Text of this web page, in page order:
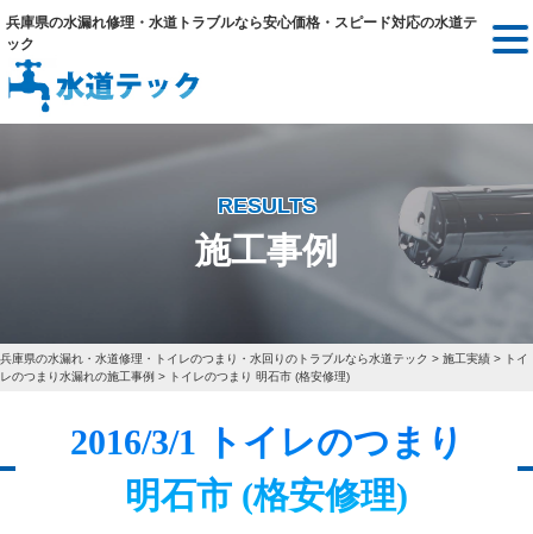
兵庫県の水漏れ修理・水道トラブルなら安心価格・スピード対応の水道テ
ック
RESULTS
施工事例
兵庫県の水漏れ・水道修理・トイレのつまり・水回りのトラブルなら水道テック > 施工実績 > トイ
レのつまり水漏れの施工事例 > トイレのつまり 明石市 (格安修理)
2016/3/1 トイレのつまり
明石市 (格安修理)